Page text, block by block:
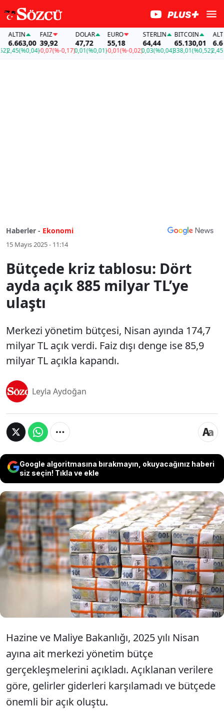
ALTIN
6.663,00
(%0,04)
FAİZ
39,92
-0,07(%-0,17)
DOLAR
47,72
0,01(%0,01)
EURO
55,18
-0,01(%-0,02)
STERLIN
64,44
0,03(%0,04)
BITCOIN
65.130,01
338,01(%0,52)
ALTIN
2,45
Haberler - Ekonomi
15 Mayıs 2025 - 11:14
Bütçede kriz tablosu: Dört
ayda açık 885 milyar TL’ye
ulaştı
Merkezi yönetim bütçesi, Nisan ayında 174,7
milyar TL açık verdi. Faiz dışı denge ise 85,9
milyar TL açıkla kapandı.
Leyla Aydoğan
Google algoritmasına bırakmayın, okuyacağınız haberi
siz seçin! Tıkla ve ekle
Merkezi yönetim bütçesi, Nisan ayında
174,7 milyar TL açık verdi. Faiz dışı
denge ise 85,9 milyar TL açıkla
kapandı.
Hazine ve Maliye Bakanlığı, 2025 yılı Nisan
ayına ait merkezi yönetim bütçe
gerçekleşmelerini açıkladı. Açıklanan verilere
göre, gelirler giderleri karşılamadı ve bütçede
önemli bir açık oluştu.